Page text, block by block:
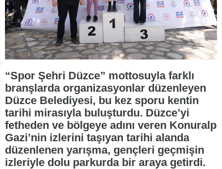
“Spor Şehri Düzce” mottosuyla farklı
branşlarda organizasyonlar düzenleyen
Düzce Belediyesi, bu kez sporu kentin
tarihi mirasıyla buluşturdu. Düzce’yi
fetheden ve bölgeye adını veren Konuralp
Gazi’nin izlerini taşıyan tarihi alanda
düzenlenen yarışma, gençleri geçmişin
izleriyle dolu parkurda bir araya getirdi.